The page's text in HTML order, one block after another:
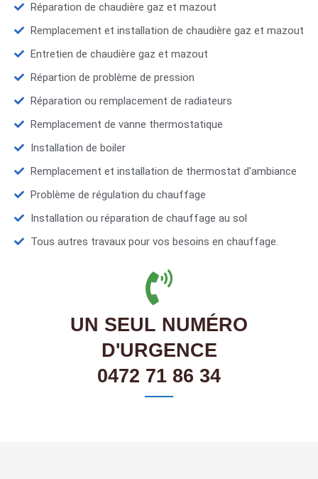
Réparation de chaudière gaz et mazout
Remplacement et installation de chaudière gaz et mazout
Entretien de chaudière gaz et mazout
Répartion de problème de pression
Réparation ou remplacement de radiateurs
Remplacement de vanne thermostatique
Installation de boiler
Remplacement et installation de thermostat d'ambiance
Problème de régulation du chauffage
Installation ou réparation de chauffage au sol
Tous autres travaux pour vos besoins en chauffage.
UN SEUL NUMÉRO
D'URGENCE
0472 71 86 34